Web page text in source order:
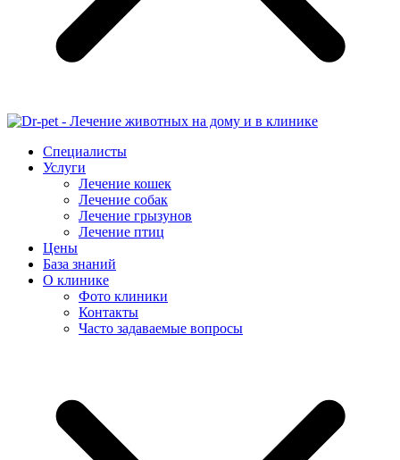
Специалисты
Услуги
Лечение кошек
Лечение собак
Лечение грызунов
Лечение птиц
Цены
База знаний
О клинике
Фото клиники
Контакты
Часто задаваемые вопросы